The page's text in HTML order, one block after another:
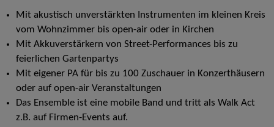
Mit akustisch unverstärkten Instrumenten im kleinen Kreis
vom Wohnzimmer bis open-air oder in Kirchen
Mit Akkuverstärkern von Street-Performances bis zu
feierlichen Gartenpartys
Mit eigener PA für bis zu 100 Zuschauer in Konzerthäusern
oder auf open-air Veranstaltungen
Das Ensemble ist eine mobile Band und tritt als Walk Act
z.B. auf Firmen-Events auf.